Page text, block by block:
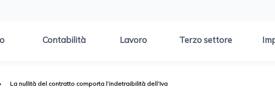
Contabilità Lavoro Terzo settore
La nullità del contratto comporta l’indetraibilità dell’Iva